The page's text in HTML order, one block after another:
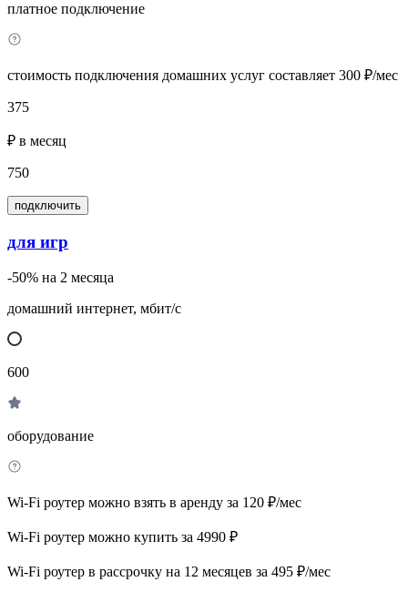
платное подключение
стоимость подключения домашних услуг составляет 300 ₽/мес
375
₽ в месяц
750
подключить
для игр
-50% на 2 месяца
домашний интернет, мбит/с
600
оборудование
Wi-Fi роутер можно взять в аренду за 120 ₽/мес
Wi-Fi роутер можно купить за 4990 ₽
Wi-Fi роутер в рассрочку на 12 месяцев за 495 ₽/мес